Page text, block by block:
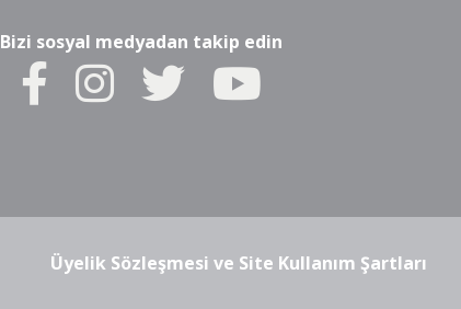
Bizi sosyal medyadan takip edin
Üyelik Sözleşmesi ve Site Kullanım Şartları